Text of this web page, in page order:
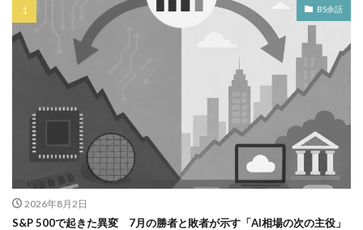
BS余話
2026年8月2日
S&P 500で起きた異変 7月の勝者と敗者が示す「AI相場の次の主役」